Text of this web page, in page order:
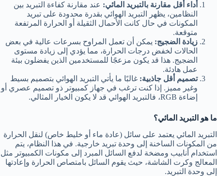
أداء أقل مقارنة بالتبريد المائي: عند مقارنة كفاءة التبريد بين
النظامين، يظهر التبريد الهوائي بقدرة محدودة على تبريد
المكونات في حال كانت الأحمال الثقيلة أو الحرارة المرتفعة
متوقعة.
زيادة الضجيج: يمكن أن تعمل المراوح بسرعات عالية في بعض
الحالات لخفض درجات الحرارة، مما يؤدي إلى زيادة مستوى
الضجيج. هذا قد يكون مزعجًا للمستخدمين الذين يفضلون بيئة
عمل هادئة.
تصميم أقل جاذبية: غالبًا ما يأتي التبريد الهوائي بتصميم بسيط
وغير مميز. إذا كنت ترغب في جهاز كمبيوتر ذو تصميم عصري أو
إضاءة RGB، فالتبريد الهوائي قد لا يكون الخيار المثالي.
ما هو التبريد المائي؟
التبريد المائي يعتمد على سائل (عادة ماء أو خليط خاص) لنقل الحرارة
من المكونات الساخنة إلى وحدة تبريد خارجية. في هذا النظام، يتم
استخدام أنابيب ومضخة لدفع السائل المبرد إلى مكونات الكمبيوتر مثل
المعالج وكرت الشاشة، حيث يقوم السائل بامتصاص الحرارة وإعادتها
إلى وحدة التبريد.